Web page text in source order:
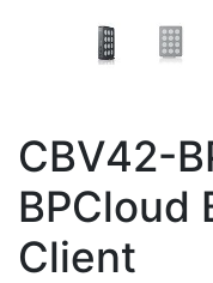
CBV42-
BPCloud
Client